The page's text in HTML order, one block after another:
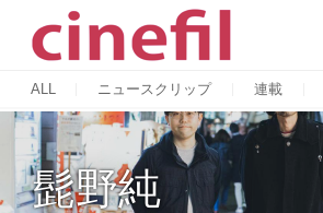
ALL ニュースクリップ 連載
髭野純